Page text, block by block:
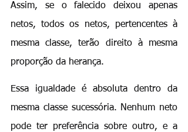
Assim, se o falecido deixou apenas
netos, todos os netos, pertencentes à
mesma classe, terão direito à mesma
proporção da herança.
Essa igualdade é absoluta dentro da
mesma classe sucessória. Nenhum neto
pode ter preferência sobre outro, e a